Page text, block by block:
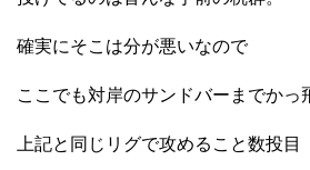
確実にそこは分が悪いなので
ここでも対岸のサンドバーまでかっ
上記と同じリグで攻めること数投目